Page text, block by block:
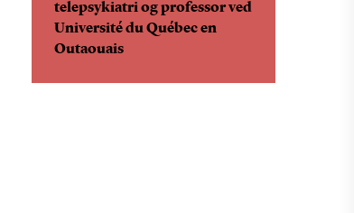
telepsykiatri og professor ved
Université du Québec en
Outaouais